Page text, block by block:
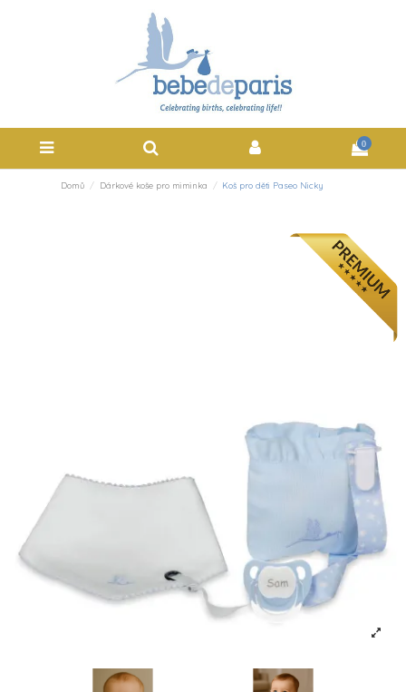
0
Domů Dárkové koše pro miminka Koš pro děti Paseo Nicky